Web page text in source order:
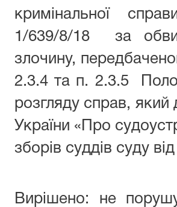
кримінальної
1/639/8/18 за
злочину,
2.3.4 та п. 2.3.5
розгляду справ, який
України «Про
зборів суддів суду
Вирішено: не